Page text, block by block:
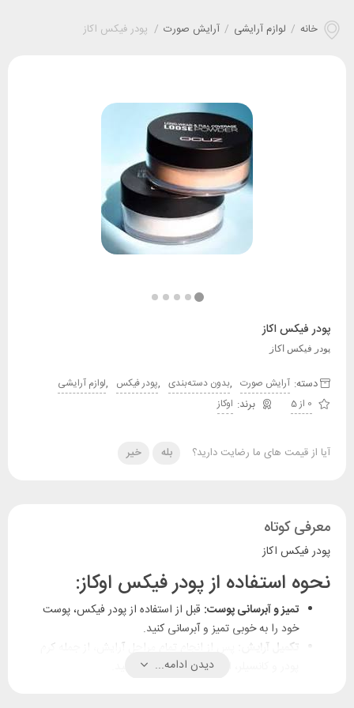
خانه / لوازم آرایشی / آرایش صورت / پودر فیکس اکاز
پودر فیکس اکاز
پودر فیکس اکاز
دسته: آرایش صورت ,بدون دسته‌بندی ,پودر فیکس ,لوازم آرایشی
0 از 5
اوکاز
آیا از قیمت های ما رضایت دارید؟ بله خیر
معرفی کوتاه
پودر فیکس اکاز
نحوه استفاده از پودر فیکس اوکاز:
تمیز و آبرسانی پوست: قبل از استفاده از پودر فیکس، پوست
خود را به خوبی تمیز و آبرسانی کنید.
تکمیل آرایش:
پس از انجام تمام مراحل آرایش، از جمله کرم
پودر و کانسیلر، از پودر فیکس استفاده کنید.
دیدن ادامه...